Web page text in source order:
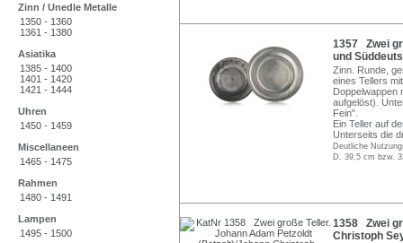
Zinn / Unedle Metalle
1350 - 1360
1361 - 1380
Asiatika
1385 - 1400
1401 - 1420
1421 - 1444
Uhren
1450 - 1459
Miscellaneen
1465 - 1475
Rahmen
1480 - 1491
Lampen
1495 - 1500
1357 Zwei
und
Zinn. Runde,
eines Tellers
Doppelwappen
aufgelöst).
Fein".
Ein Teller auf
Unterseits die
Deutliche
D. 39,5 cm bzw.
1358 Zwei
Christoph